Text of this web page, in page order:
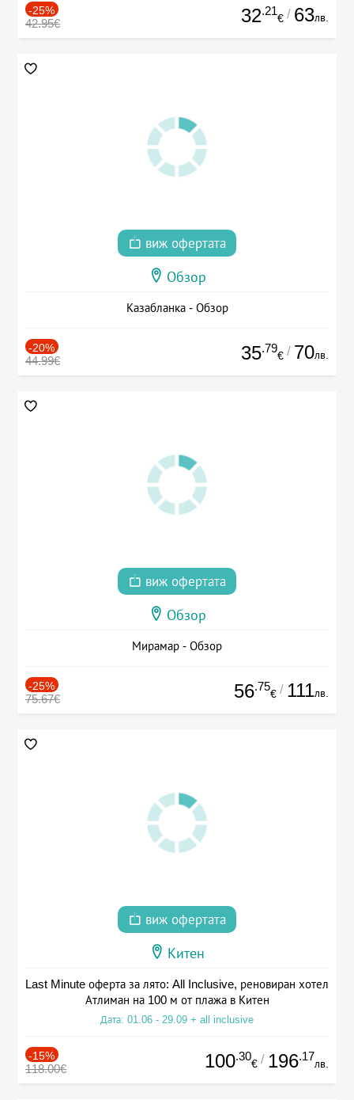
-25%
42.95€ 32.21
€ / 63лв.
виж офертата
Обзор
Казабланка - Обзор
-20%
44.99€ 35.79
€ / 70лв.
виж офертата
Обзор
Мирамар - Обзор
-25%
75.67€ 56.75
€ / 111лв.
виж офертата
Китен
Last Minute оферта за лято: All Inclusive, реновиран хотел
Атлиман на 100 м от плажа в Китен
Дата: 01.06 - 29.09 + all inclusive
-15%
118.00€ 100.30
€ / 196.17
лв.